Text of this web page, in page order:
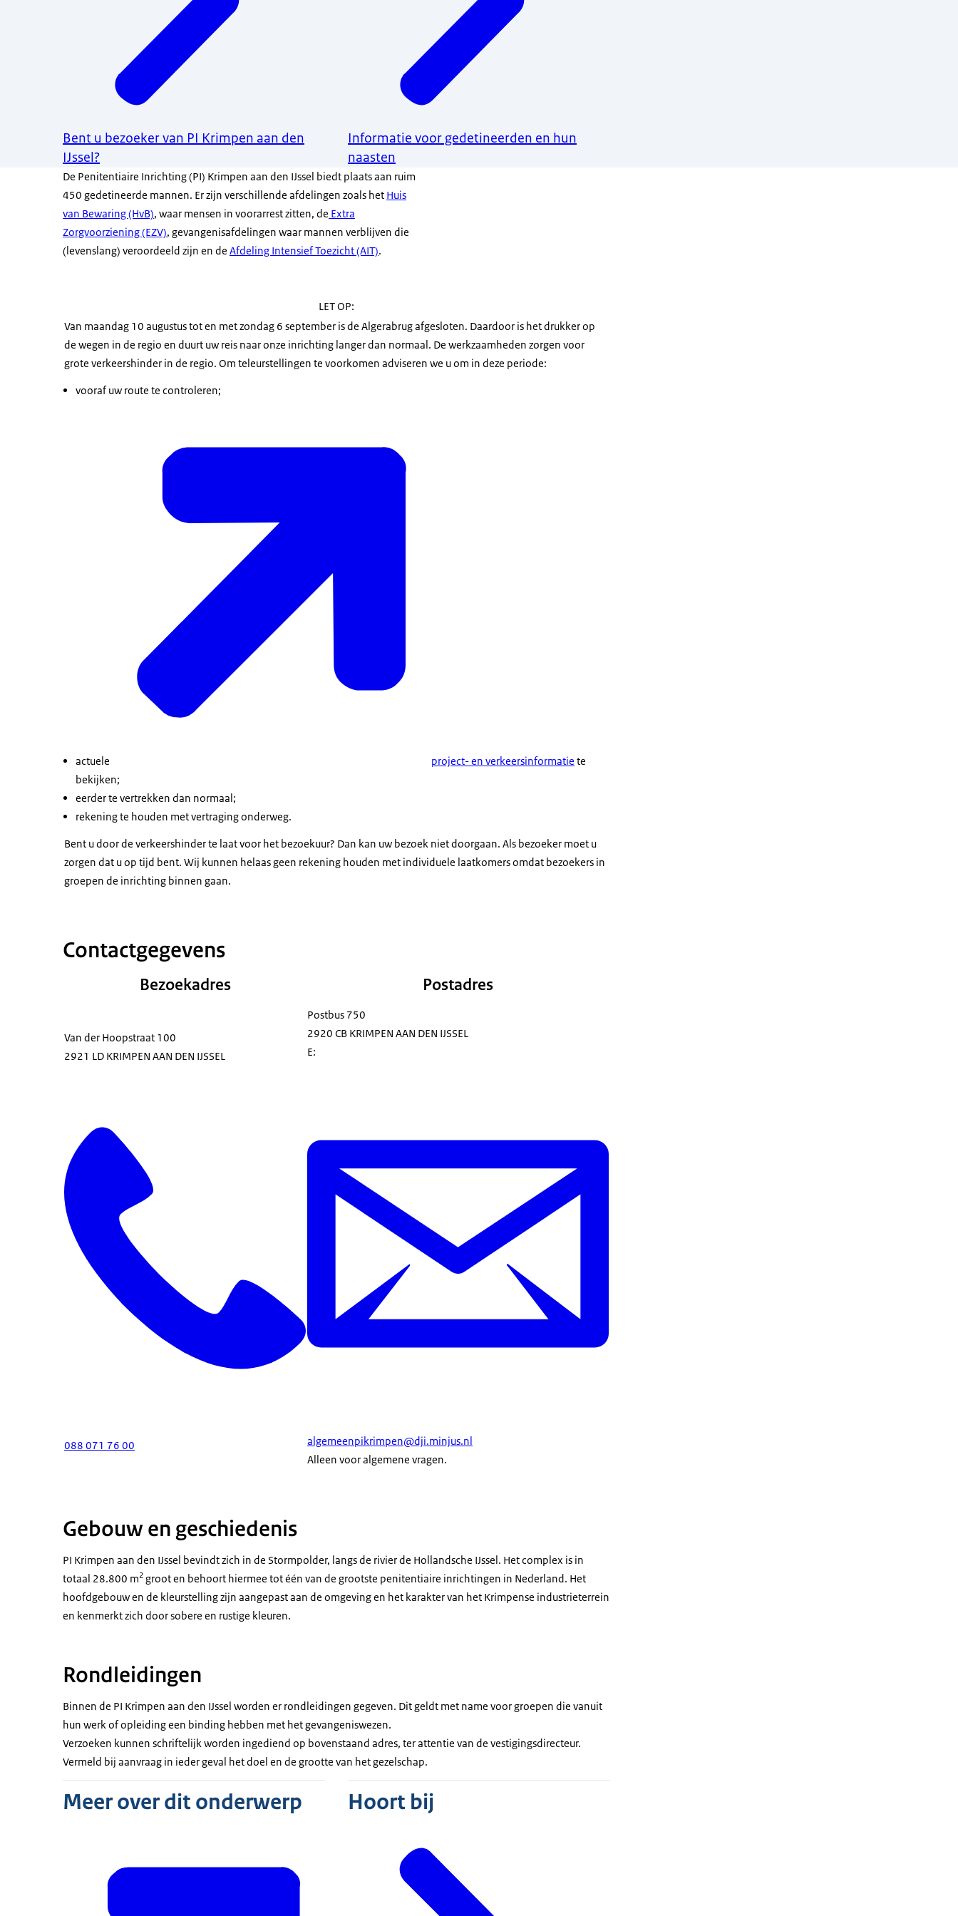
Bent u bezoeker van PI Krimpen aan den
IJssel?
Informatie voor gedetineerden en hun
naasten
De Penitentiaire Inrichting (PI) Krimpen aan den IJssel biedt plaats aan ruim
450 gedetineerde mannen. Er zijn verschillende afdelingen zoals het Huis
van Bewaring (HvB), waar mensen in voorarrest zitten, de Extra
Zorgvoorziening (EZV), gevangenisafdelingen waar mannen verblijven die
(levenslang) veroordeeld zijn en de Afdeling Intensief Toezicht (AIT).
LET OP:
Van maandag 10 augustus tot en met zondag 6 september is de Algerabrug afgesloten. Daardoor is het drukker op
de wegen in de regio en duurt uw reis naar onze inrichting langer dan normaal. De werkzaamheden zorgen voor
grote verkeershinder in de regio. Om teleurstellingen te voorkomen adviseren we u om in deze periode:
vooraf uw route te controleren;
actuele project- en verkeersinformatie te
bekijken;
eerder te vertrekken dan normaal;
rekening te houden met vertraging onderweg.
Bent u door de verkeershinder te laat voor het bezoekuur? Dan kan uw bezoek niet doorgaan. Als bezoeker moet u
zorgen dat u op tijd bent. Wij kunnen helaas geen rekening houden met individuele laatkomers omdat bezoekers in
groepen de inrichting binnen gaan.
Contactgegevens
Bezoekadres Postadres
Van der Hoopstraat 100
2921 LD KRIMPEN AAN DEN IJSSEL
088 071 76 00
Postbus 750
2920 CB KRIMPEN AAN DEN IJSSEL
E:
algemeenpikrimpen@dji.minjus.nl
Alleen voor algemene vragen.
Gebouw en geschiedenis
PI Krimpen aan den IJssel bevindt zich in de Stormpolder, langs de rivier de Hollandsche IJssel. Het complex is in
totaal 28.800 m2 groot en behoort hiermee tot één van de grootste penitentiaire inrichtingen in Nederland. Het
hoofdgebouw en de kleurstelling zijn aangepast aan de omgeving en het karakter van het Krimpense industrieterrein
en kenmerkt zich door sobere en rustige kleuren.
Rondleidingen
Binnen de PI Krimpen aan den IJssel worden er rondleidingen gegeven. Dit geldt met name voor groepen die vanuit
hun werk of opleiding een binding hebben met het gevangeniswezen.
Verzoeken kunnen schriftelijk worden ingediend op bovenstaand adres, ter attentie van de vestigingsdirecteur.
Vermeld bij aanvraag in ieder geval het doel en de grootte van het gezelschap.
Meer over dit onderwerp Hoort bij